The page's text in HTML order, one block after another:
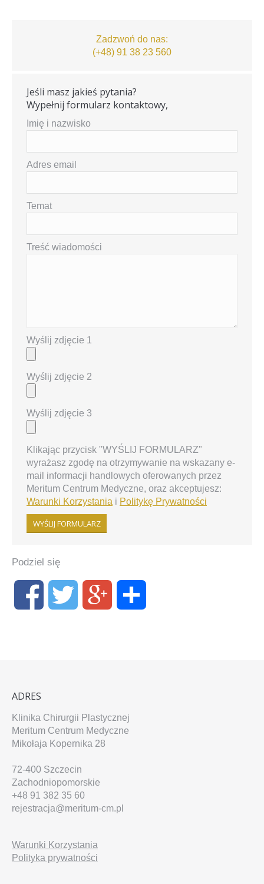
Zadzwoń do nas:
(+48) 91 38 23 560
Jeśli masz jakieś pytania?
Wypełnij formularz kontaktowy,
Imię i nazwisko
Adres email
Temat
Treść wiadomości
Wyślij zdjęcie 1
Wyślij zdjęcie 2
Wyślij zdjęcie 3
Klikając przycisk "WYŚLIJ FORMULARZ"
wyrażasz zgodę na otrzymywanie na wskazany e-
mail informacji handlowych oferowanych przez
Meritum Centrum Medyczne, oraz akceptujesz:
Warunki Korzystania i Politykę Prywatności
Podziel się
ADRES
Klinika Chirurgii Plastycznej
Meritum Centrum Medyczne
Mikołaja Kopernika 28
72-400 Szczecin
Zachodniopomorskie
+48 91 382 35 60
rejestracja@meritum-cm.pl
Warunki Korzystania
Polityka prywatności